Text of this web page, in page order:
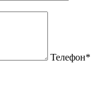
Телефон*